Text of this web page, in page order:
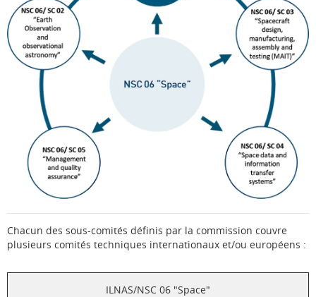
Chacun des sous-comités définis par la commission couvre
plusieurs comités techniques internationaux et/ou européens :
ILNAS/NSC 06 "Space"